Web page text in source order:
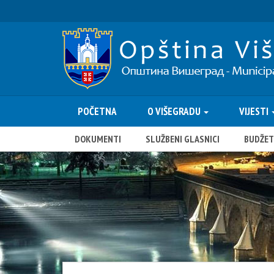
POČETNA O VIŠEGRADU VIJESTI
DOKUMENTI SLUŽBENI GLASNICI BUDŽET